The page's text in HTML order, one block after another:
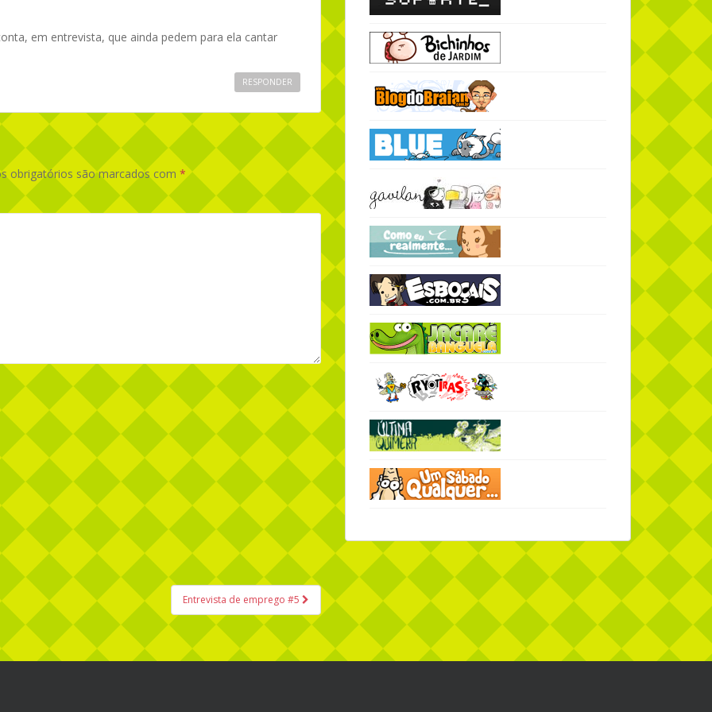
em entrevista, que ainda pedem para ela cantar
RESPONDER
obrigatórios são marcados com *
Entrevista de emprego #5